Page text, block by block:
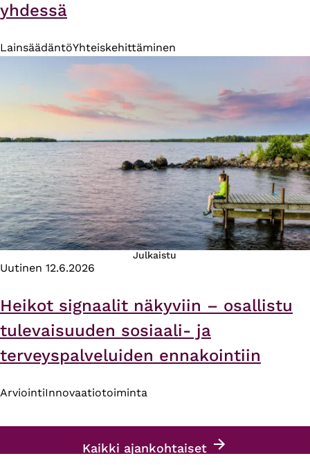
yhdessä
LainsäädäntöYhteiskehittäminen
Julkaistu
Uutinen 12.6.2026
Heikot signaalit näkyviin – osallistu
tulevaisuuden sosiaali- ja
terveyspalveluiden ennakointiin
ArviointiInnovaatiotoiminta
Kaikki ajankohtaiset